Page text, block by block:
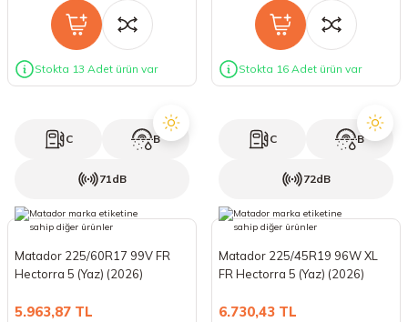
Stokta 13 Adet ürün var Stokta 16 Adet ürün var
C B
71dB
Matador 225/60R17 99V FR
Hectorra 5 (Yaz) (2026)
5.963,87 TL
C B
72dB
Matador 225/45R19 96W XL
FR Hectorra 5 (Yaz) (2026)
6.730,43 TL